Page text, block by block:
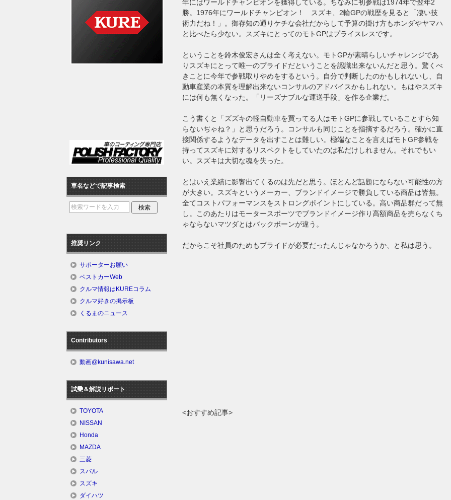
年にはワールドチャンピオンを獲得している。ちなみに初参戦は1974年で翌年2
勝。1976年にワールドチャンピオン！ スズキ、2輪GPの戦歴を見ると「凄い技
術力だね！」。御存知の通りケチな会社だからして予算の掛け方もホンダやヤマハ
と比べたら少ない。スズキにとってのモトGPはプライスレスです。
ということを鈴木俊宏さんは全く考えない。モトGPが素晴らしいチャレンジであ
りスズキにとって唯一のプライドだということを認識出来ないんだと思う。驚くべ
きことに今年で参戦取りやめをするという。自分で判断したのかもしれないし、自
動車産業の本質を理解出来ないコンサルのアドバイスかもしれない。もはやスズキ
には何も無くなった。「リーズナブルな運送手段」を作る企業だ。
こう書くと「ズズキの軽自動車を買ってる人はモトGPに参戦していることすら知
らないぢゃね？」と思うだろう。コンサルも同じことを指摘するだろう。確かに直
接関係するようなデータを出すことは難しい。極端なことを言えばモトGP参戦を
持ってスズキに対するリスペクトをしていたのは私だけしれません。それでもい
い。スズキは大切な魂を失った。
とはいえ業績に影響出てくるのは先だと思う。ほとんど話題にならない可能性の方
が大きい。スズキというメーカー、ブランドイメージで勝負している商品は皆無。
全てコストパフォーマンスをストロングポイントにしている。高い商品群だって無
し。このあたりはモータースポーツでブランドイメージ作り高額商品を売らなくち
ゃならないマツダとはバックボーンが違う。
だからこそ社員のためもプライドが必要だったんじゃなかろうか、と私は思う。
<おすすめ記事>
車名などで記事検索
推奨リンク
サポーターお願い
ベストカーWeb
クルマ情報はKUREコラム
クルマ好きの掲示板
くるまのニュース
Contributors
動画@kunisawa.net
試乗＆解説リポート
TOYOTA
NISSAN
Honda
MAZDA
三菱
スバル
スズキ
ダイハツ